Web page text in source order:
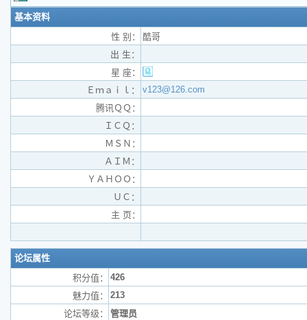
基本资料
性 别：
酷哥
出 生：
星 座：
Ｅｍａｉｌ：
v123@126.com
腾讯ＱＱ：
ＩＣＱ：
ＭＳＮ：
ＡＩＭ：
ＹＡＨＯＯ：
ＵＣ：
主 页：
论坛属性
积分值：
426
魅力值：
213
论坛等级：
管理员